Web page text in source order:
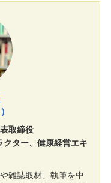
取締役
ター、健康経営エキ
雑誌取材、執筆を中